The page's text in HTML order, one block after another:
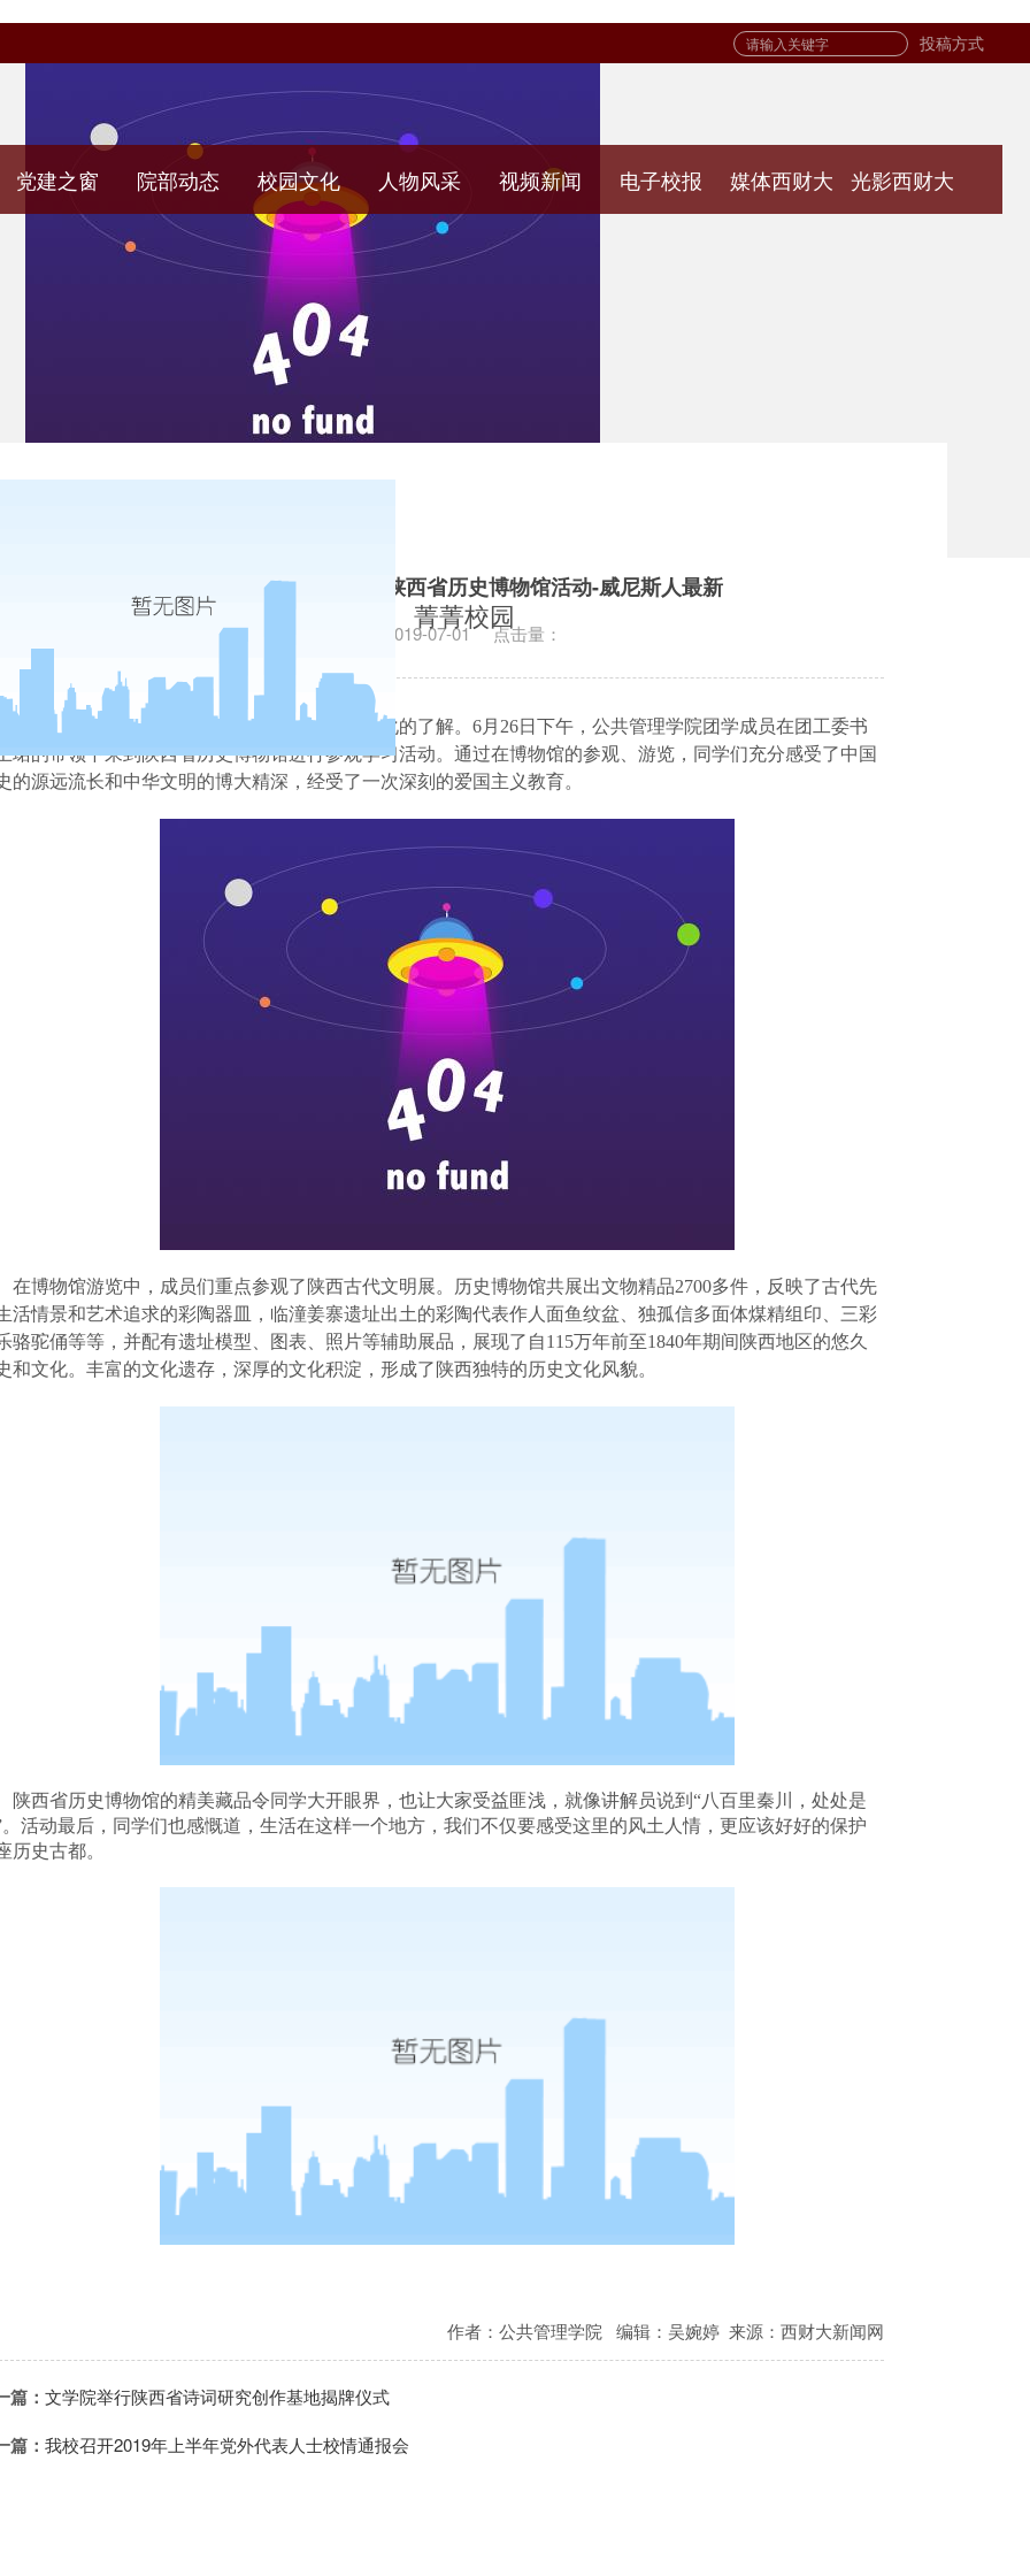
投稿方式
党建之窗 院部动态 校园文化 人物风采 视频新闻 电子校报 媒体西财大 光影西财大
菁菁校园
公共管理学院团学成员参观陕西省历史博物馆活动-威尼斯人最新
发布日期：2019-07-01 点击量：
为拓展学生知识面，加深学生对陕西省历史文化的了解。 6月26日下午，公共管理学院团学成员在团工委书
珺的带领下来到陕西省历史博物馆进行参观学习活动。 通过在博物馆的参观、游览，同学们充分感受了中国
的源远流长和中华文明的博大精深，经受了一次深刻的爱国主义教育。
在博物馆游览中，成员们重点参观了陕西古代文明展。 历史博物馆共展出文物精品2700多件，反映了古代先
活情景和艺术追求的彩陶器皿， 临潼姜寨遗址出土的彩陶代表作人面鱼纹盆、独孤信多面体煤精组印、三彩
骆驼俑等等， 并配有遗址模型、图表、照片等辅助展品，展现了 自115万年前至1840年期间陕西地区的悠久
和文化。丰富的文化遗存，深厚的文化积淀，形成了陕西独特的历史文化风貌。
陕西省历史博物馆的精美藏品令同学大开眼界，也让大家受益匪浅，就像讲解员说到 “八百里秦川，处处是
。活动最后，同学们也感慨道 ， 生活在这样一个地方，我们不仅要感受这里的风土人情，更应该好好的保护
历史古都。
作者：公共管理学院 编辑：吴婉婷 来源：西财大新闻网
篇： 文学院举行陕西省诗词研究创作基地揭牌仪式
篇： 我校召开2019年上半年党外代表人士校情通报会